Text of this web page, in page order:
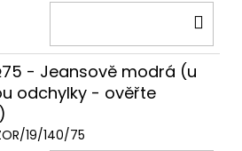
- Jeansově modrá (u
odchylky - ověřte
19/140/75